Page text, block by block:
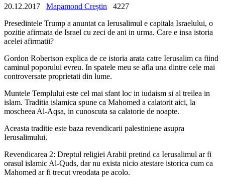
20.12.2017 Mapamond Creștin
4227
Presedintele Trump a anuntat ca Ierusalimul e capitala Israelului, o
pozitie afirmata de Israel cu zeci de ani in urma. Care e insa istoria
acelei afirmatii?
Gordon Robertson explica de ce istoria arata catre Ierusalim ca fiind
caminul poporului evreu. In spatele meu se afla una dintre cele mai
controversate proprietati din lume.
Muntele Templului este cel mai sfant loc in iudaism si al treilea in
islam. Traditia islamica spune ca Mahomed a calatorit aici, la
moscheea Al-Aqsa, in cunoscuta sa calatorie de noapte.
Aceasta traditie este baza revendicarii palestiniene asupra
Ierusalimului.
Revendicarea 2: Dreptul religiei Arabii pretind ca Ierusalimul ar fi
orasul islamic Al-Quds, dar nu exista nicio atestare istorica cum ca
Mahomed ar fi trecut vreodata pe acolo.